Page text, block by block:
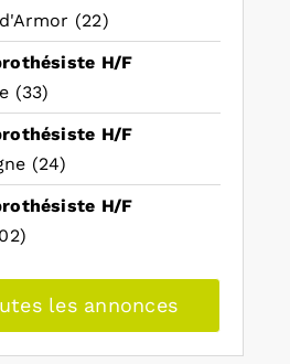
(22)
H/F
(33)
H/F
(24)
H/F
les annonces